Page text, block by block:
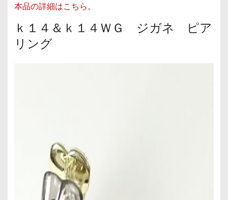
本品の詳細はこちら。
ｋ１４＆ｋ１４ＷＧ ジガネ ピア
リング